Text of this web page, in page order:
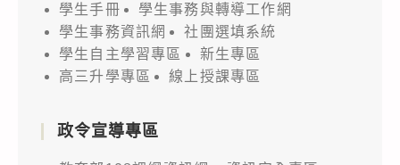
學生手冊
學生事務與轉導工作網
學生事務資訊網
社團選填系統
學生自主學習專區
新生專區
高三升學專區
線上授課專區
政令宣導專區